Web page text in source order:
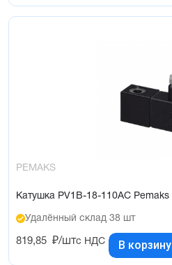
PEMAKS
Катушка PV1B-18-110AC Pemaks
Удалённый склад 38 шт
819,85 ₽/штс НДС В корзину